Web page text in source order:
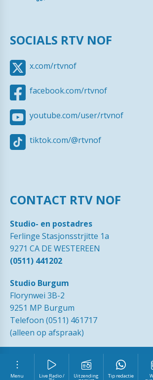
Menu Live Radio / Uitzending Tip redactie
SOCIALS RTV NOF
x.com/rtvnof
facebook.com/rtvnof
youtube.com/user/rtvnof
tiktok.com/@rtvnof
CONTACT RTV NOF
Studio- en postadres
Ferlinge Stasjonsstrjitte 1a
9271 CA DE WESTEREEN
(0511) 441202
Studio Burgum
Florynwei 3B-2
9251 MP Burgum
Telefoon (0511) 461717
(alleen op afspraak)
© 1989 - 2026 RTVNOF·Contact Tip de
·Disclaimer ·Privacy Statement RTV
worden?